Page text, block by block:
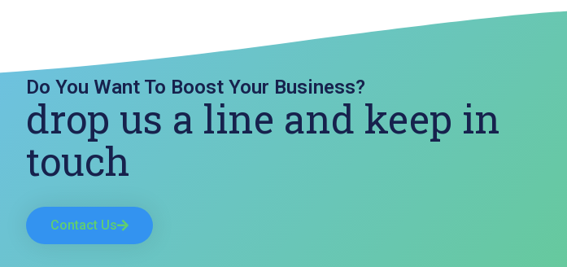
Do You Want To Boost Your Business?
drop us a line and keep in
touch
Contact Us